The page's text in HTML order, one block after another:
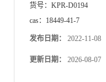
货号： KPR-D0194
cas： 18449-41-7
发布日期： 2022-11-08
更新日期： 2026-08-07